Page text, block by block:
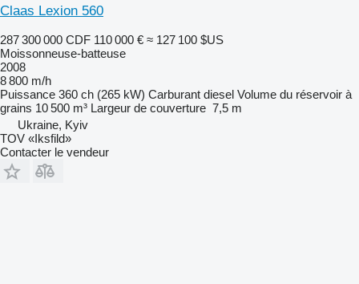
Claas Lexion 560
287 300 000 CDF 110 000 € ≈ 127 100 $US
Moissonneuse-batteuse
2008
8 800 m/h
Puissance 360 ch (265 kW) Carburant diesel Volume du réservoir à
grains 10 500 m³ Largeur de couverture 7,5 m
Ukraine, Kyiv
TOV «Iksfild»
Contacter le vendeur